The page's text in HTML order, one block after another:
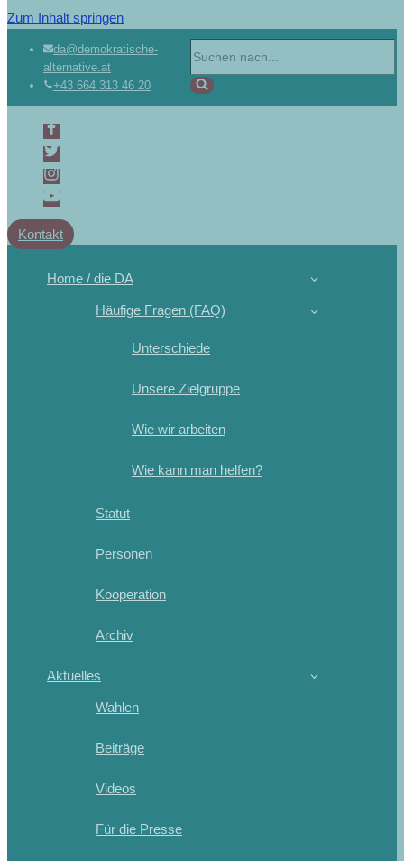
Zum Inhalt springen
da@demokratische-
alternative.at
+43 664 313 46 20
Kontakt
Home / die DA
Häufige Fragen (FAQ)
Unterschiede
Unsere Zielgruppe
Wie wir arbeiten
Wie kann man helfen?
Statut
Personen
Kooperation
Archiv
Aktuelles
Wahlen
Beiträge
Videos
Für die Presse